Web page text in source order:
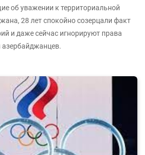
об уважении к территориальной
28 лет спокойно созерцали факт
и даже сейчас игнорируют права